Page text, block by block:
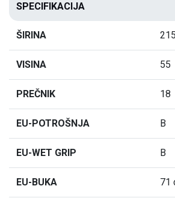
SPECIFIKACIJA
ŠIRINA 215
VISINA 55
PREČNIK 18
EU-POTROŠNJA B
EU-WET GRIP B
EU-BUKA 71